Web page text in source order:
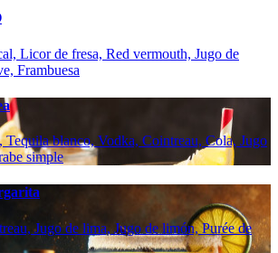
Licor de fresa, Red vermouth, Jugo de
Frambuesa
Tequila blanco, Vodka, Cointreau, Cola, Jugo
simple
Jugo de lima, Jugo de limón, Purée de